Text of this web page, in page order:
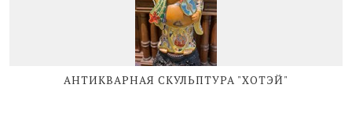
АНТИКВАРНАЯ СКУЛЬПТУРА "ХОТЭЙ"